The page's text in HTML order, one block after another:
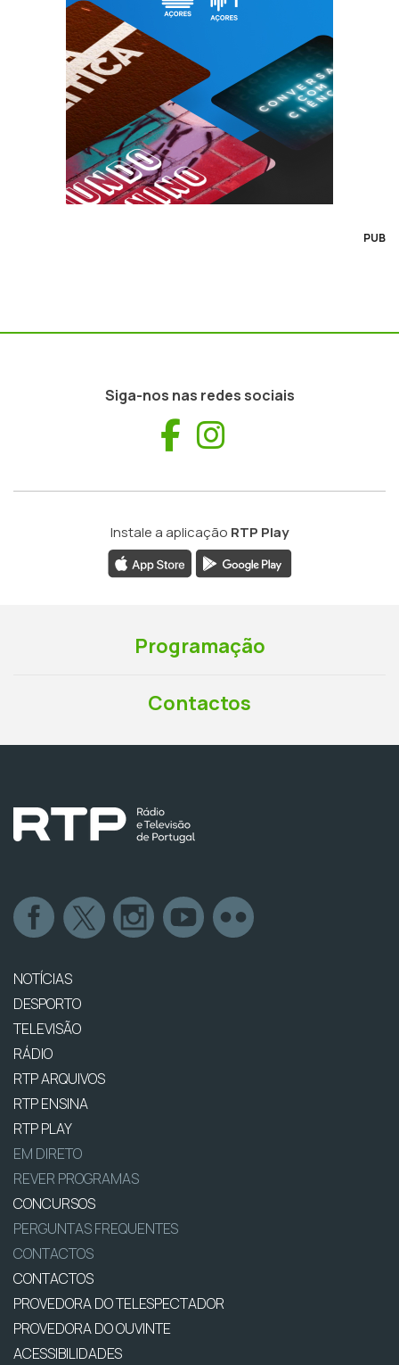
PUB
Siga-nos nas redes sociais
Facebook
Instale a aplicação RTP Play
Programação
Contactos
NOTÍCIAS
DESPORTO
TELEVISÃO
RÁDIO
RTP ARQUIVOS
RTP ENSINA
RTP PLAY
EM DIRETO
REVER PROGRAMAS
CONCURSOS
PERGUNTAS FREQUENTES
CONTACTOS
CONTACTOS
PROVEDORA DO TELESPECTADOR
PROVEDORA DO OUVINTE
ACESSIBILIDADES